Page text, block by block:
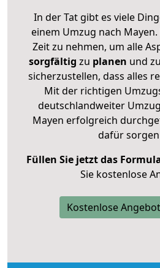
In der Tat gibt es viele
einem Umzug nach
Zeit zu nehmen, um alle
sorgfältig zu planen und zu
sicherzustellen, dass alles
Mit der richtigen
deutschlandweiter
Mayen erfolgreich
dafür sorgen
Füllen Sie jetzt das
Sie kostenlose
Kostenlose